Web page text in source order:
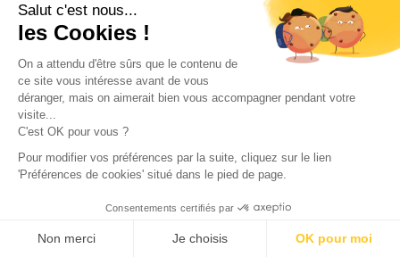
Salut c'est nous...
les Cookies !
On a attendu d'être sûrs que le contenu de
ce site vous intéresse avant de vous
déranger, mais on aimerait bien vous accompagner pendant votre
visite...
C'est OK pour vous ?
Pour modifier vos préférences par la suite, cliquez sur le lien
'Préférences de cookies' situé dans le pied de page.
Consentements certifiés par
Non merci Je choisis OK pour moi